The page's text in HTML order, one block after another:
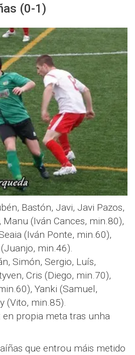
(0-1)
Bastón, Javi, Javi Pazos,
Manu (Iván Cances, min.80),
(Iván Ponte, min.60),
min.46).
Simón, Sergio, Luís,
Cris (Diego, min.70),
Yanki (Samuel,
(Vito, min.85).
en propia meta tras unha
que entrou máis metido